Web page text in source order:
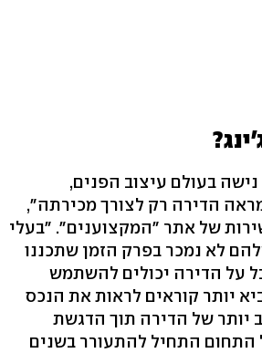
נישה בעולם עיצוב הפנים,
הדירה רק לצורך מכירתה",
של אתר "המקצוענים". "בעלי
לא נמכר בפרק הזמן שתכננו
על הדירה יכולים להשתמש
יותר קוראים לראות את הנכס
יותר של הדירה תוך הדגשת
התחום התחיל להתעורר בשנים